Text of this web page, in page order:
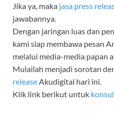
Jika ya, maka jasa press
jawabannya.
Dengan jaringan luas dan
kami siap membawa pesan
melalui media-media papan
Mulailah menjadi sorotan
releaseAkudigital hari ini.
Klik link berikut untuk